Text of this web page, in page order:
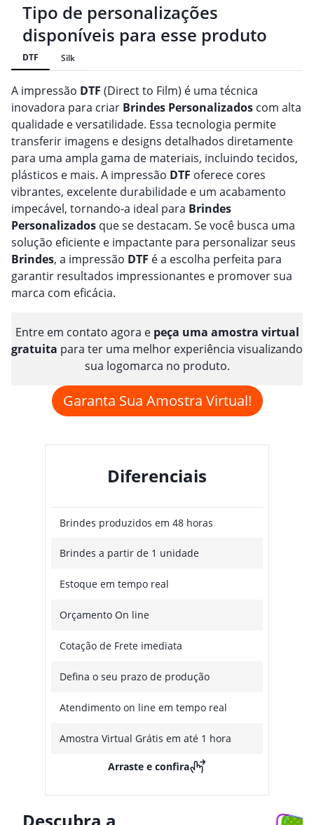
Tipo de personalizações
disponíveis para esse produto
DTF Silk
A impressão DTF (Direct to Film) é uma técnica
inovadora para criar Brindes Personalizados com alta
qualidade e versatilidade. Essa tecnologia permite
transferir imagens e designs detalhados diretamente
para uma ampla gama de materiais, incluindo tecidos,
plásticos e mais. A impressão DTF oferece cores
vibrantes, excelente durabilidade e um acabamento
impecável, tornando-a ideal para Brindes
Personalizados que se destacam. Se você busca uma
solução eficiente e impactante para personalizar seus
Brindes, a impressão DTF é a escolha perfeita para
garantir resultados impressionantes e promover sua
marca com eficácia.
Entre em contato agora e peça uma amostra virtual
gratuita para ter uma melhor experiência visualizando
sua logomarca no produto.
Garanta Sua Amostra Virtual!
Diferenciais
Brindes produzidos em 48 horas
Brindes a partir de 1 unidade
Estoque em tempo real
Orçamento On line
Cotação de Frete imediata
Defina o seu prazo de produção
Atendimento on line em tempo real
Amostra Virtual Grátis em até 1 hora
Arraste e confira